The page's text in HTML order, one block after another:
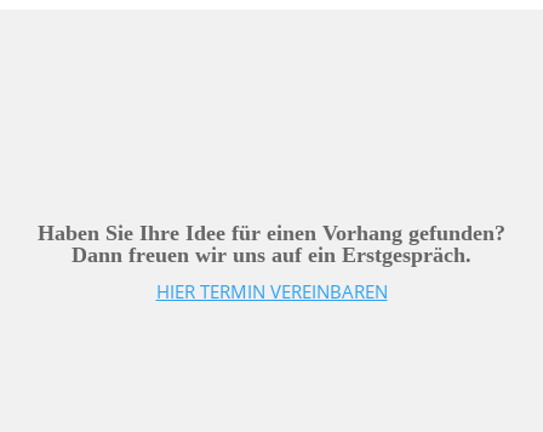
Haben Sie Ihre Idee für einen Vorhang gefunden?
Dann freuen wir uns auf ein Erstgespräch.
HIER TERMIN VEREINBAREN